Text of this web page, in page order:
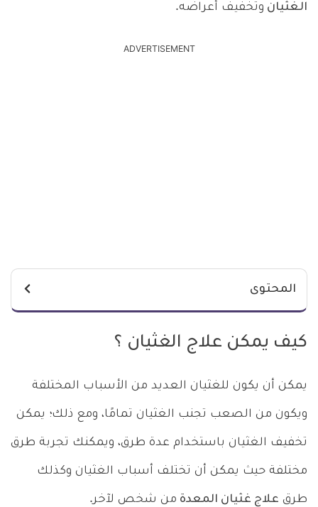
الغثيان وتخفيف أعراضه.
ADVERTISEMENT
المحتوى
كيف يمكن علاج الغثيان ؟
يمكن أن يكون للغثيان العديد من الأسباب المختلفة
ويكون من الصعب تجنب الغثيان تمامًا، ومع ذلك؛ يمكن
تخفيف الغثيان باستخدام عدة طرق، ويمكنك تجربة طرق
مختلفة حيث يمكن أن تختلف أسباب الغثيان وكذلك
طرق علاج غثيان المعدة من شخص لآخر.